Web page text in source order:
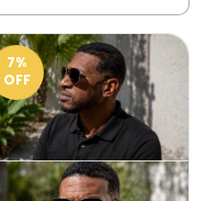
7%
OFF